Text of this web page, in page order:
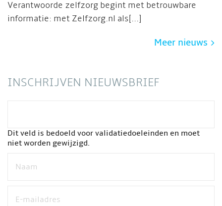
Verantwoorde zelfzorg begint met betrouwbare
informatie: met Zelfzorg.nl als[...]
Meer nieuws
INSCHRIJVEN NIEUWSBRIEF
Dit veld is bedoeld voor validatiedoeleinden en moet
niet worden gewijzigd.